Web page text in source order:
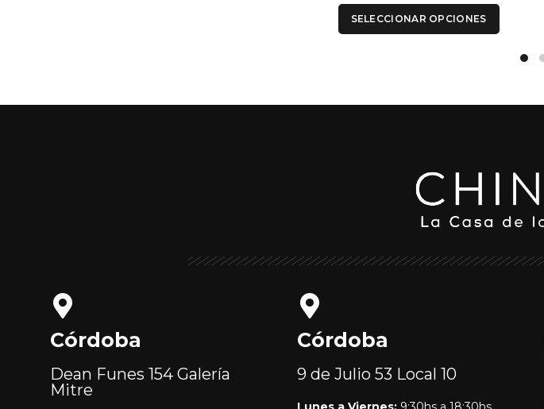
SELECCIONAR OPCIONES
Córdoba
Dean Funes 154Galería
Mitre
Córdoba
9 de Julio 53 Local 10